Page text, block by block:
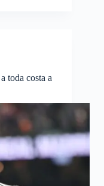
toda costa a